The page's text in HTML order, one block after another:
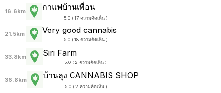
16.6km กาแฟบ้านเพื่อน
5.0 ( 17 ความคิดเห็น )
21.5km Very good cannabis
5.0 ( 18 ความคิดเห็น )
33.8km Siri Farm
5.0 ( 2 ความคิดเห็น )
36.8km บ้านลุง CANNABIS SHOP
5.0 ( 2 ความคิดเห็น )